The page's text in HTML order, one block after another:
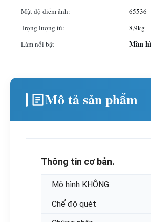
Mật độ điểm ảnh:
65536
Trọng lượng tủ:
8,9kg
Làm nổi bật
Màn
Mô tả sản phẩm
Thông tin cơ bản.
Mô hình KHÔNG.
Chế độ quét